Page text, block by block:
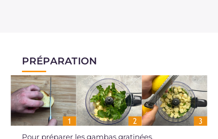
PRÉPARATION
Pour préparer les gambas gratinées,